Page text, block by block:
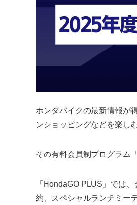
ホンダバイクの最新情報が
ンショッピングなどを楽し
その有料会員制プログラム
「HondaGO PLUS」では
約、スペシャルランチミー